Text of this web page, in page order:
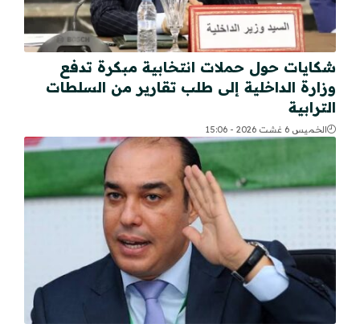
شكايات حول حملات انتخابية مبكرة تدفع
وزارة الداخلية إلى طلب تقارير من السلطات
الترابية
الخميس 6 غشت 2026 - 15:06